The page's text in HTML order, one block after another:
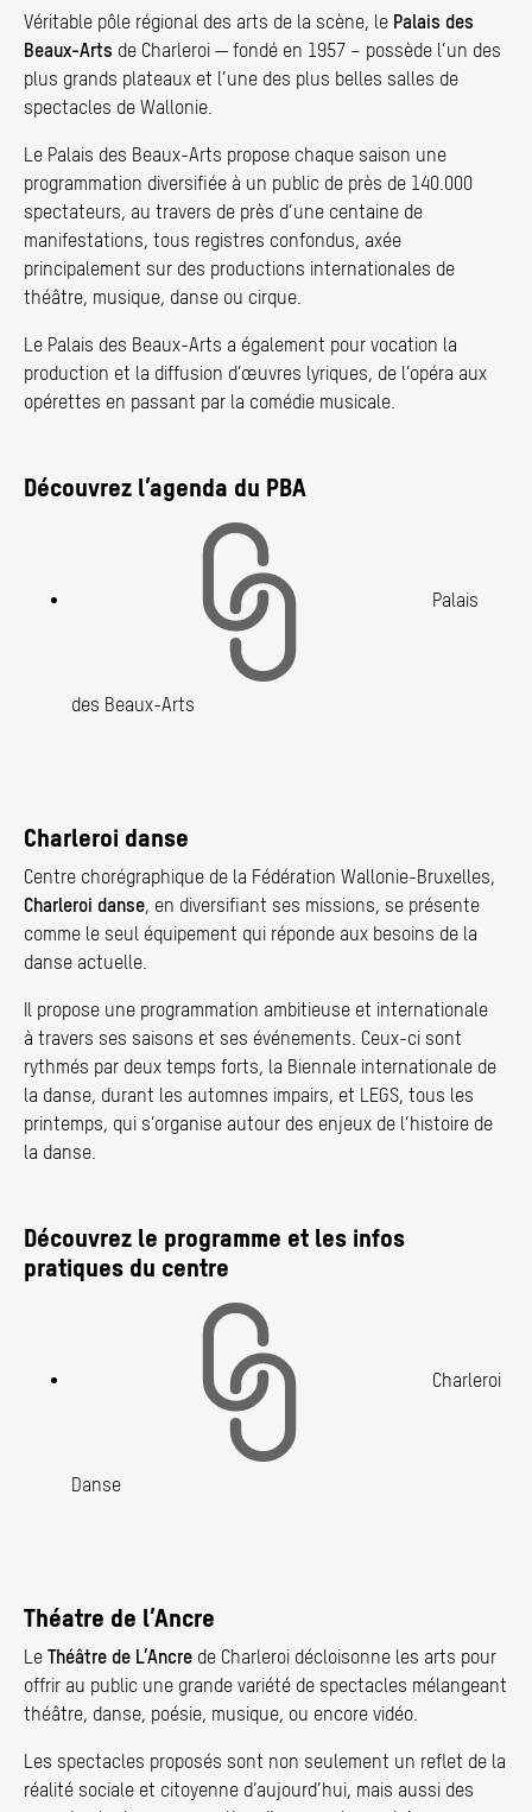
Véritable pôle régional des arts de la scène, le Palais des
Beaux-Arts de Charleroi — fondé en 1957 – possède l’un des
plus grands plateaux et l’une des plus belles salles de
spectacles de Wallonie.
Le Palais des Beaux-Arts propose chaque saison une
programmation diversifiée à un public de près de 140.000
spectateurs, au travers de près d’une centaine de
manifestations, tous registres confondus, axée
principalement sur des productions internationales de
théâtre, musique, danse ou cirque.
Le Palais des Beaux-Arts a également pour vocation la
production et la diffusion d’œuvres lyriques, de l’opéra aux
opérettes en passant par la comédie musicale.
Découvrez l’agenda du PBA
Palais
des Beaux-Arts
Charleroi danse
Centre chorégraphique de la Fédération Wallonie-Bruxelles,
Charleroi danse, en diversifiant ses missions, se présente
comme le seul équipement qui réponde aux besoins de la
danse actuelle.
Il propose une programmation ambitieuse et internationale
à travers ses saisons et ses événements. Ceux-ci sont
rythmés par deux temps forts, la Biennale internationale de
la danse, durant les automnes impairs, et LEGS, tous les
printemps, qui s’organise autour des enjeux de l’histoire de
la danse.
Découvrez le programme et les infos
pratiques du centre
Charleroi
Danse
Théatre de l’Ancre
Le Théâtre de L’Ancre de Charleroi décloisonne les arts pour
offrir au public une grande variété de spectacles mélangeant
théâtre, danse, poésie, musique, ou encore vidéo.
Les spectacles proposés sont non seulement un reflet de la
réalité sociale et citoyenne d’aujourd’hui, mais aussi des